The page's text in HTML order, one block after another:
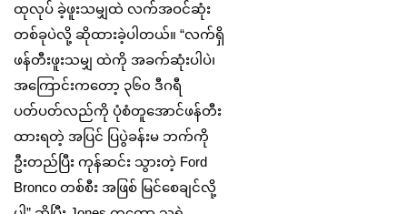
ထုလုပ် ခဲ့ဖူးသမျှထဲ လက်အဝင်ဆုံး
တစ်ခုပဲလို့ ဆိုထားခဲ့ပါတယ်။ “လက်ရှိ
ဖန်တီးဖူးသမျှ ထဲကို အခက်ဆုံးပါပဲ၊
အကြောင်းကတော့ ၃၆၀ ဒီဂရီ
ပတ်ပတ်လည်ကို ပုံစံတူအောင်ဖန်တီး
ထားရတဲ့ အပြင် ပြပွဲခန်းမ ဘက်ကို
ဦးတည်ပြီး ကုန်ဆင်း သွားတဲ့ Ford
Bronco တစ်စီး အဖြစ် မြင်စေချင်လို့